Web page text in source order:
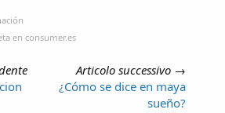
en consumer.es
Articolo successivo →
¿Cómo se dice en maya
sueño?